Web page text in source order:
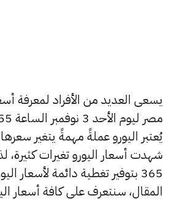
يسعى العديد من الأفراد لمعرفة
يُعتبر اليورو عملةً مهمةً يتغير
شهدت أسعار اليورو تغيرات كثيرة،
365 بتوفير تغطية دائمة لأسعار
المقال، سنتعرف على كافة أسعار